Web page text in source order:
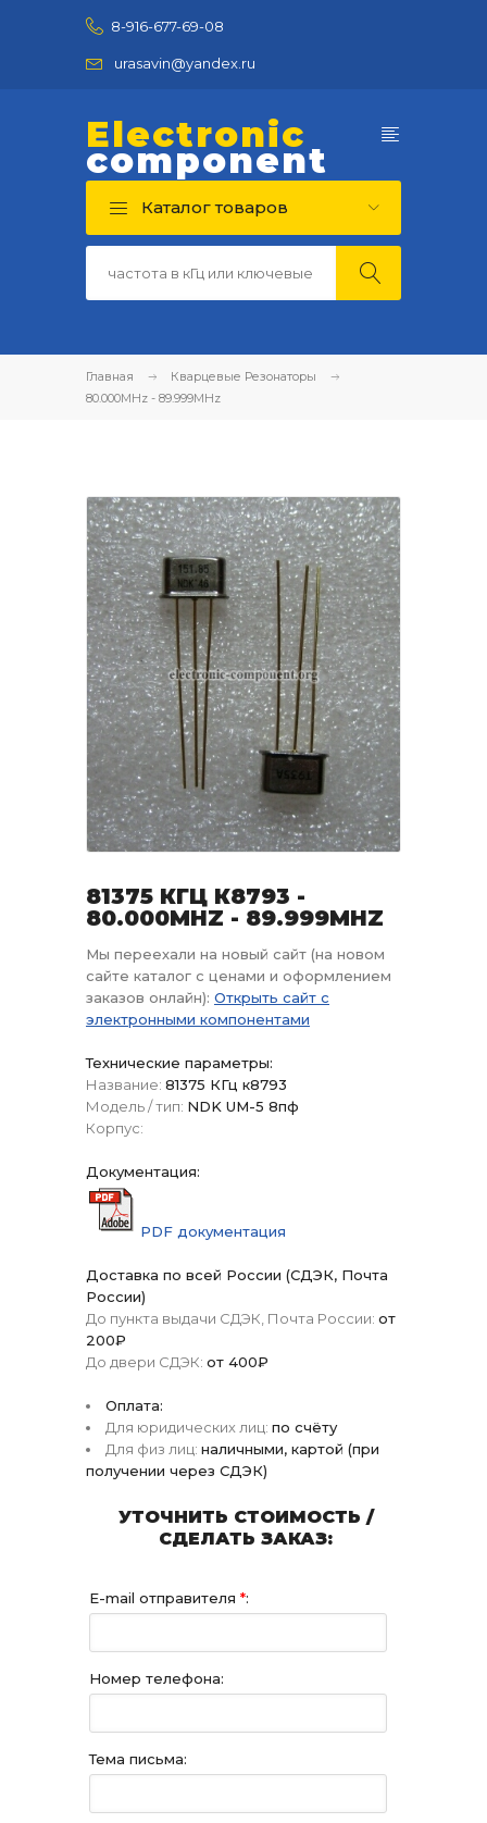
8-916-677-69-08
urasavin@yandex.ru
Electronic
component
Каталог товаров
Главная
Кварцевые Резонаторы
80.000MHz - 89.999MHz
81375 КГЦ К8793 -
80.000MHZ - 89.999MHZ
Мы переехали на новый сайт (на новом
сайте каталог с ценами и оформлением
заказов онлайн): Открыть сайт с
электронными компонентами
Технические параметры:
Название: 81375 КГц к8793
Модель / тип: NDK UM-5 8пф
Корпус:
Документация:
PDF документация
Доставка по всей России (СДЭК, Почта
России)
До пункта выдачи СДЭК, Почта России: от
200₽
До двери СДЭК: от 400₽
Оплата:
Для юридических лиц: по счёту
Для физ лиц: наличными, картой (при
получении через СДЭК)
УТОЧНИТЬ СТОИМОСТЬ /
СДЕЛАТЬ ЗАКАЗ:
E-mail отправителя *:
Номер телефона:
Тема письма: